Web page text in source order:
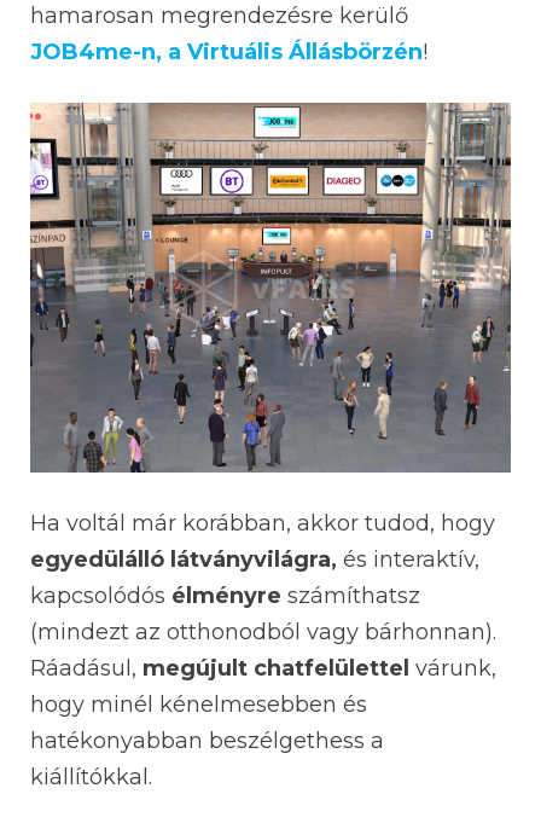
hamarosan megrendezésre kerülő
JOB4me-n, a Virtuális Állásbörzén!
Ha voltál már korábban, akkor tudod, hogy
egyedülálló látványvilágra, és interaktív,
kapcsolódós élményre számíthatsz
(mindezt az otthonodból vagy bárhonnan).
Ráadásul, megújult chatfelülettel várunk,
hogy minél kénelmesebben és
hatékonyabban beszélgethess a
kiállítókkal.